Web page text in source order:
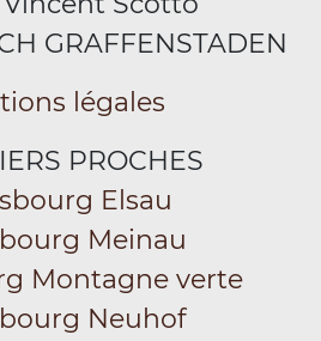
GRAFFENSTADEN
légales
PROCHES
Elsau
Meinau
Montagne verte
Neuhof